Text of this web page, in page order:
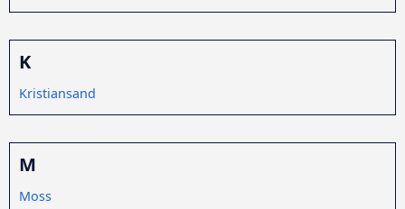
K
Kristiansand
M
Moss